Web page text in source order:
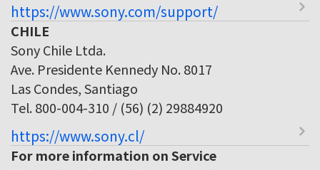
https://www.sony.com/support/
CHILE
Sony Chile Ltda.
Ave. Presidente Kennedy No. 8017
Las Condes, Santiago
Tel. 800-004-310 / (56) (2) 29884920
https://www.sony.cl/
For more information on Service